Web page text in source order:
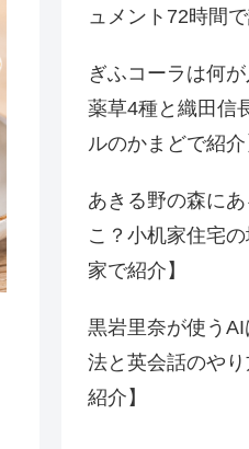
ュメント72時間で
ぎふコーラは何
薬草4種と織田信
ルのかまどで紹介
あきる野の森に
こ？小机家住宅
家で紹介】
黒岩里奈が使う
法と英会話のや
紹介】